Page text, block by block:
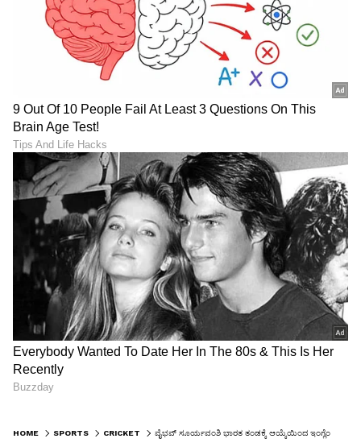
HOME SPORTS CRICKET